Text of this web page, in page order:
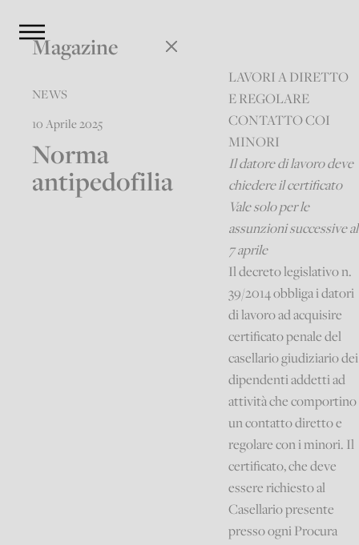
Magazine
NEWS
10 Aprile 2025
Norma
antipedofilia
LAVORI A DIRETTO
E REGOLARE
CONTATTO COI
MINORI
Il datore di lavoro deve
chiedere il certificato
Vale solo per le
assunzioni successive al
7 aprile
Il decreto legislativo n.
39/2014 obbliga i datori
di lavoro ad acquisire
certificato penale del
casellario giudiziario dei
dipendenti addetti ad
attività che comportino
un contatto diretto e
regolare con i minori. Il
certificato, che deve
essere richiesto al
Casellario presente
presso ogni Procura